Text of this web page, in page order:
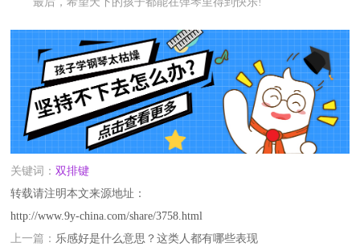
关键词： 双排键
转载请注明本文来源地址：
http://www.9y-china.com/share/3758.html
上一篇： 乐感好是什么意思？这类人都有哪些表现